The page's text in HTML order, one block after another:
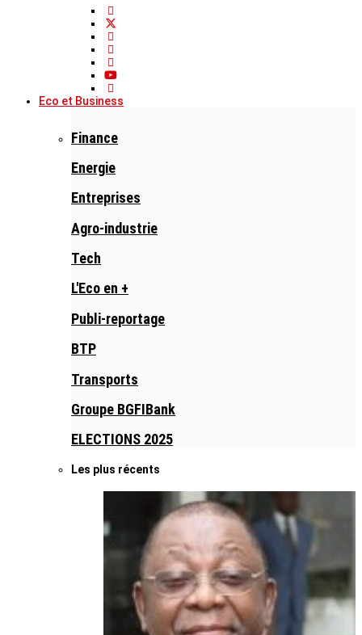
Eco et Business
Finance
Energie
Entreprises
Agro-industrie
Tech
L'Eco en +
Publi-reportage
BTP
Transports
Groupe BGFIBank
ELECTIONS 2025
Les plus récents